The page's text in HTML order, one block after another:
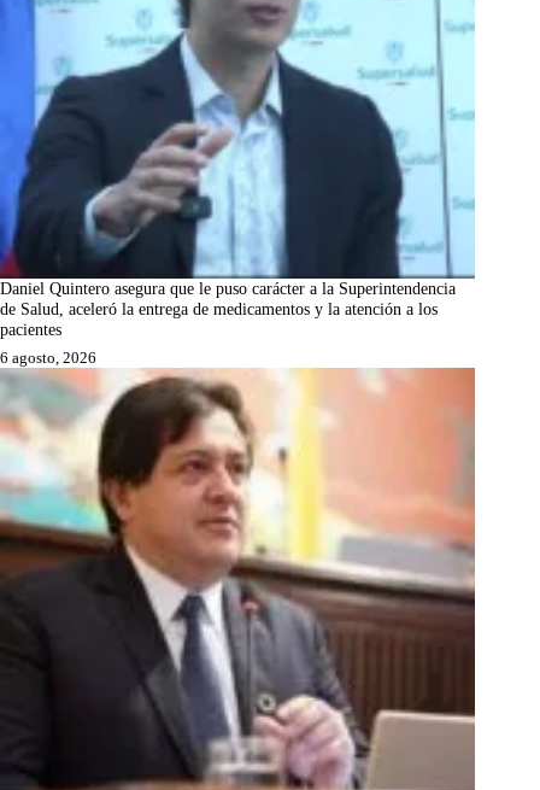
Daniel Quintero asegura que le puso carácter a la Superintendencia
de Salud, aceleró la entrega de medicamentos y la atención a los
pacientes
6 agosto, 2026